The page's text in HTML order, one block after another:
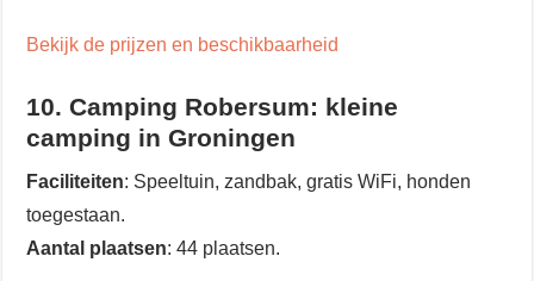
Bekijk de prijzen en beschikbaarheid
10. Camping Robersum: kleine
camping in Groningen
Faciliteiten: Speeltuin, zandbak, gratis WiFi, honden
toegestaan.
Aantal plaatsen: 44 plaatsen.